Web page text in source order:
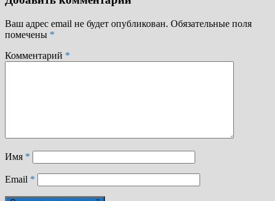
Ваш адрес email не будет опубликован. Обязательные поля
помечены *
Комментарий *
Имя *
Email *